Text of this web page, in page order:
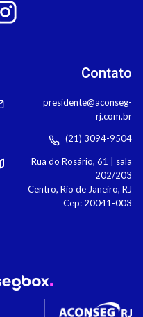
Contato
presidente@aconseg-
rj.com.br
(21) 3094-9504
Rua do Rosário, 61 | sala
202/203
Centro, Rio de Janeiro, RJ
Cep: 20041-003